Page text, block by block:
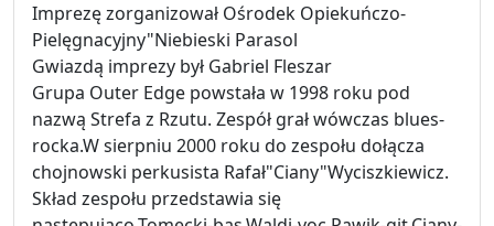
Imprezę zorganizował Ośrodek Opiekuńczo-
Pielęgnacyjny"Niebieski Parasol
Gwiazdą imprezy był Gabriel Fleszar
Grupa Outer Edge powstała w 1998 roku pod
nazwą Strefa z Rzutu. Zespół grał wówczas blues-
rocka.W sierpniu 2000 roku do zespołu dołącza
chojnowski perkusista Rafał"Ciany"Wyciszkiewicz.
Skład zespołu przedstawia się